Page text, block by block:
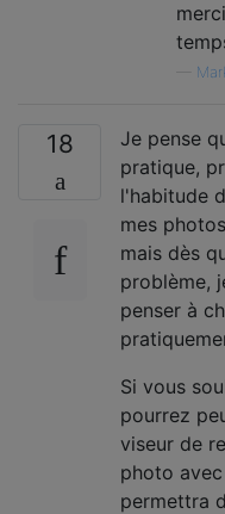
18
Je pense
pratique,
l'habitude
mes
mais dès
problème,
penser à
Si vous
pourrez
viseur de
photo
permettra